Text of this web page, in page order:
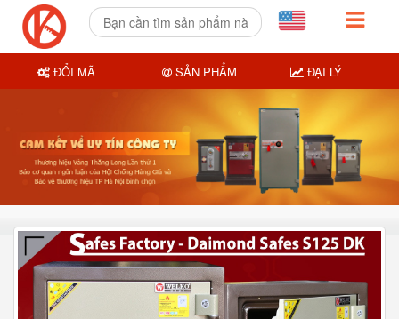
ĐỔI MÃ SẢN PHẨM ĐẠI LÝ